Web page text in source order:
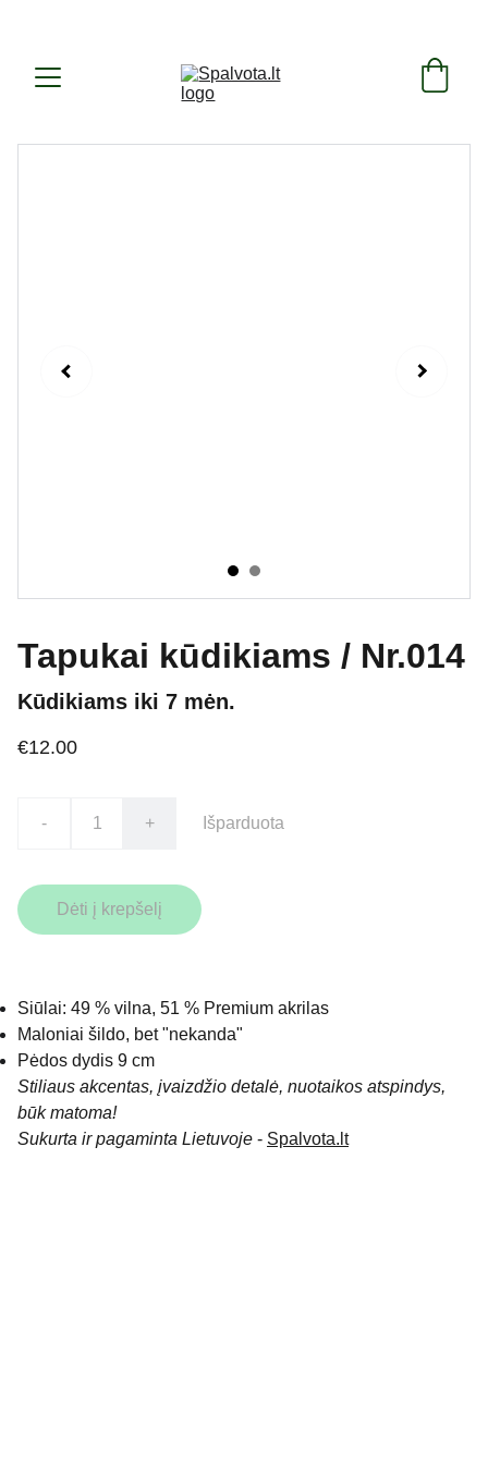
Tapukai kūdikiams / Nr.014
Kūdikiams iki 7 mėn.
€12.00
- + Išparduota
Dėti į krepšelį
Siūlai: 49 % vilna, 51 % Premium akrilas
Maloniai šildo, bet "nekanda"
Pėdos dydis 9 cm
Stiliaus akcentas, įvaizdžio detalė, nuotaikos atspindys,
būk matoma!
Sukurta ir pagaminta Lietuvoje - Spalvota.lt